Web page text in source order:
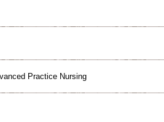
Practice Nursing